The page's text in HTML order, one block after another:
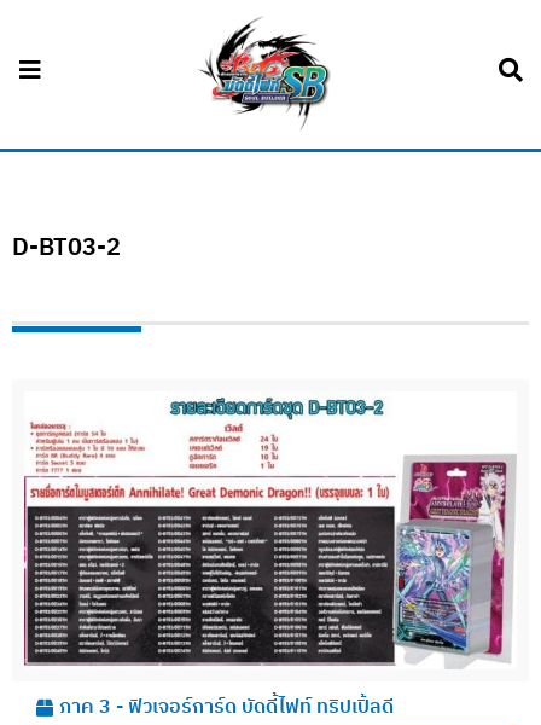
D-BT03-2
ภาค 3 - ฟิวเจอร์การ์ด บัดดี้ไฟท์ ทริปเปิ้ลดี